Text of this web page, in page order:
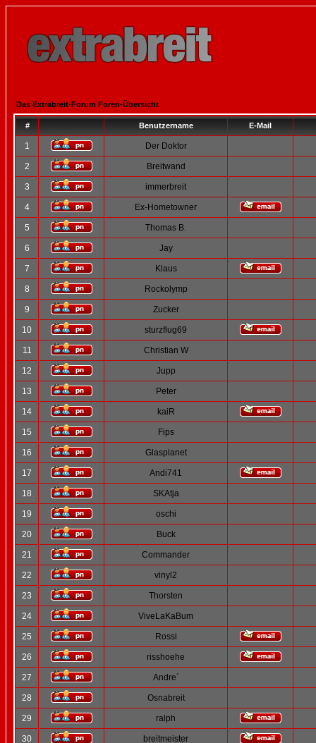
Das Extrabreit-Forum Foren-Übersicht
# Benutzername E-Mail
1 Der Doktor
2 Breitwand
3 immerbreit
4 Ex-Hometowner
5 Thomas B.
6 Jay
7 Klaus
8 Rockolymp
9 Zucker
10 sturzflug69
11 Christian W
12 Jupp
13 Peter
14 kaiR
15 Fips
16 Glasplanet
17 Andi741
18 SKAtja
19 oschi
20 Buck
21 Commander
22 vinyl2
23 Thorsten
24 ViveLaKaBum
25 Rossi
26 risshoehe
27 Andre´
28 Osnabreit
29 ralph
30 breitmeister